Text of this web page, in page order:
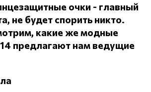
очки - главный
не будет спорить никто.
какие же модные
предлагают нам ведущие